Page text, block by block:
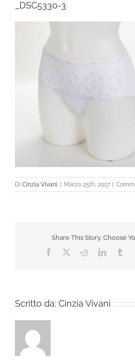
_DSC5330-3
Di Cinzia Vivani Marzo 25th, 2017
Share This Story, Choose
Facebook RedditLinkedIn
Scritto da: Cinzia Vivani